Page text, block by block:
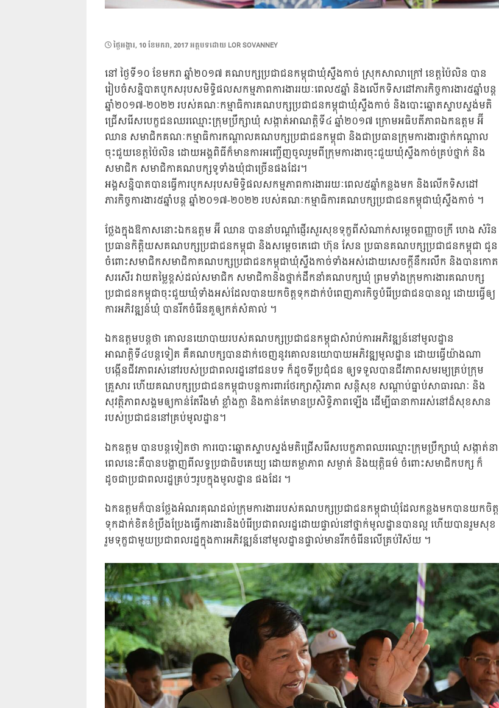
POSTED
ថ្ងៃ​អង្គារ, 10 ខែ​មករា, 2017អត្ថបទដោយ LOR SOVANNEY
នៅ ថ្ងៃទី១០ ខែមករា ឆ្នាំ២០១៧ គណបក្សប្រជាជនកម្ពុជាឃុំស្ទឹងកាច់ ស្រុកសាលាក្រៅ ខេត្តប៉ៃលិន បាន
រៀបចំសន្និបាតបូកសរុបសមិទ្ធិផលសកម្មភាពការងាររយៈពេល៥ឆ្នាំ និងលើកទិសដៅភារកិច្ចការងារ៥ឆ្នាំបន្ត
ឆ្នាំ២០១៧-២០២២ របស់គណៈកម្មាធិការគណបក្សប្រជាជនកម្ពុជាឃុំស្ទឹងកាច់ និងបោះឆ្នោតស្ទាបស្ទង់មតិ
ជ្រើសរើសបេក្ខជនឈរឈ្មោះក្រុមប្រឹក្សាឃុំ សង្កាត់អាណត្តិទី៤ ឆ្នាំ២០១៧ ក្រោមអធិបតីភាពឯកឧត្តម អ៊ី
ឈាន សមាជិកគណៈកម្មាធិការកណ្តាលគណបក្សប្រជាជនកម្ពុជា និងជាប្រធានក្រុមការងារថ្នាក់កណ្តាល
ចុះជួយខេត្តប៉ៃលិន ដោយអង្គពិធីក៏មានការអញ្ជើញចូលរួមពីក្រុមការងារចុះជួយឃុំស្ទឹងកាច់គ្រប់ថ្នាក់ និង
សមាជិក សមាជិកាគណបក្សទូទាំងឃុំជាច្រើនផងដែរ។
អង្គសន្និបាតបានធ្វើការបូកសរុបសមិទ្ធិផលសកម្មភាពការងាររយៈពេល៥ឆ្នាំកន្លងមក និងលើកទិសដៅ
ភារកិច្ចការងារ៥ឆ្នាំបន្ត ឆ្នាំ២០១៧-២០២២ របស់គណៈកម្មាធិការគណបក្សប្រជាជនកម្ពុជាឃុំស្ទឹងកាច់ ។
ថ្លែងក្នុងឱកាសនោះឯកឧត្តម អ៊ី ឈាន បាននាំបណ្តាំផ្ញើរសួរសុខទុក្ខពីសំណាក់សម្តេចពញ្ញាចក្រី ហេង សំរិន
ប្រធានកិត្តិយសគណបក្សប្រជាជនកម្ពុជា និងសម្តេចតេជោ ហ៊ុន សែន ប្រធានគណបក្សប្រជាជនកម្ពុជា ជូន
ចំពោះសមាជិកសមាជិកាគណបក្សប្រជាជនកម្ពុជាឃុំស្ទឹងកាច់ទាំងអស់ដោយសេចក្តីនឹករលឹក និងបានកោត
សរសើរ វាយតម្លៃខ្ពស់ដល់សមាជិក សមាជិកានិងថ្នាក់ដឹកនាំគណបក្សឃុំ ព្រមទាំងក្រុមការងារគណបក្ស
ប្រជាជនកម្ពុជាចុះជួយឃុំទាំងអស់ដែលបានយកចិត្តទុកដាក់បំពេញភារកិច្ចបំរើប្រជាជនបានល្អ ដោយធ្វើឲ្យ
ការអភិវឌ្ឍន៍ឃុំ បានរីកចំរើនគួឲ្យកត់សំគាល់ ។
ឯកឧត្តមបន្តថា គោលនយោបាយរបស់គណបក្សប្រជាជនកម្ពុជាសំរាប់ការអភិវឌ្ឍន៍នៅមូលដ្ឋាន
អាណត្ដិទី៤បន្ដទៀត គឺគណបក្សបានដាក់ចេញនូវគោលនយោបាយអភិវឌ្ឍមូលដ្ឋាន ដោយធ្វើយ៉ាងណា
បង្កើនជីវភាពរស់នៅរបស់ប្រជាពលរដ្ឋនៅជនបទ ក៏ដូចទីប្រជុំជន ឲ្យទទួលបានជីវភាពសមរម្យគ្រប់ក្រុម
គ្រួសារ ហើយគណបក្សប្រជាជនកម្ពុជាបន្តការពារថែរក្សាស្ថិរភាព សន្តិសុខ សណ្តាប់ធ្នាប់សាធារណៈ និង
សុវត្ថិភាពសង្គមឲ្យកាន់តែរឹងមាំ ខ្លាំងក្លា​ និងកាន់តែមានប្រសិទ្ធិភាពឡើង ដើម្បីធានាការរស់នៅដ៏សុខសាន
របស់ប្រជាជននៅគ្រប់មូលដ្ឋាន។
ឯកឧត្តម បានបន្តទៀតថា ការបោះឆ្នោតស្ទាបស្ទង់មតិជ្រើសរើសបេក្ខភាពឈរឈ្មោះក្រុមប្រឹក្សាឃុំ សង្កាត់នា
ពេលនេះគឺបានបង្ហាញពីលទ្ធប្រជាធិបតេយ្យ ដោយតម្លាភាព សម្ងាត់ និងយុត្តិធម៌ ចំពោះសមាជិកបក្ស ក៏
ដូចជាប្រជាពលរដ្ឋគ្រប់ៗរូបក្នុងមូលដ្ឋាន ផងដែរ ។
ឯកឧត្តមក៏បានថ្លែងអំណរគុណដល់ក្រុមការងាររបស់គណបក្សប្រជាជនកម្ពុជាឃុំដែលកន្លងមកបានយកចិត្ត
ទុកដាក់ខិតខំប្រឹងប្រែងធ្វើការងារនិងបំរើប្រជាពលរដ្ឋដោយផ្ទាល់នៅថ្នាក់មូលដ្ឋានបានល្អ ហើយបានរួមសុខ
រួមទុក្ខជាមួយប្រជាពលរដ្ឋក្នុងការអភិវឌ្ឍន៍នៅមូលដ្ឋានផ្ទាល់មានរីកចំរើនលើគ្រប់វិស័យ ។